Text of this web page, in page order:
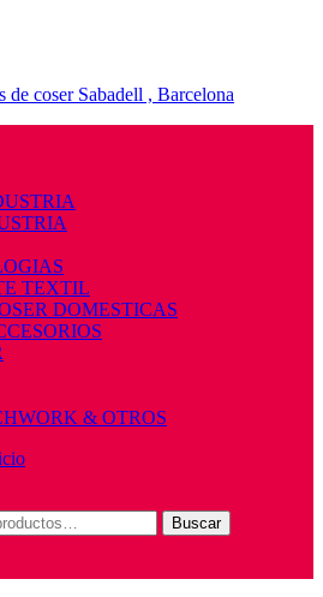
de coser Sabadell , Barcelona
TEXTIL
DOMESTICAS
& OTROS
Buscar